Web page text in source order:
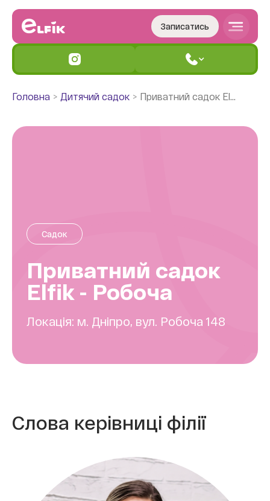
Записатись
Головна Дитячий садок Приватний садок Elfik - Робоча
Садок
Приватний садок
Elfik - Робоча
Локація: м. Дніпро, вул. Робоча 148
Слова керівниці філії